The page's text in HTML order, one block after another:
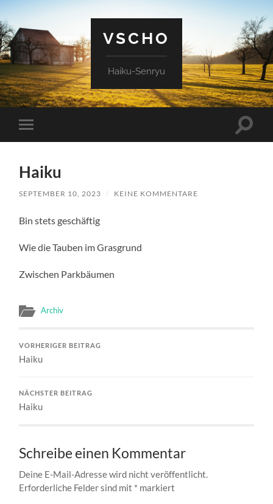
VSCHO
Haiku-Senryu
Mobile-
Menü
Haiku
SEPTEMBER 10, 2023 / KEINE KOMMENTARE
Bin stets geschäftig
Wie die Tauben im Grasgrund
Zwischen Parkbäumen
Archiv
VORHERIGER BEITRAG
Haiku
NÄCHSTER BEITRAG
Haiku
Schreibe einen Kommentar
Deine E-Mail-Adresse wird nicht veröffentlicht.
Erforderliche Felder sind mit * markiert